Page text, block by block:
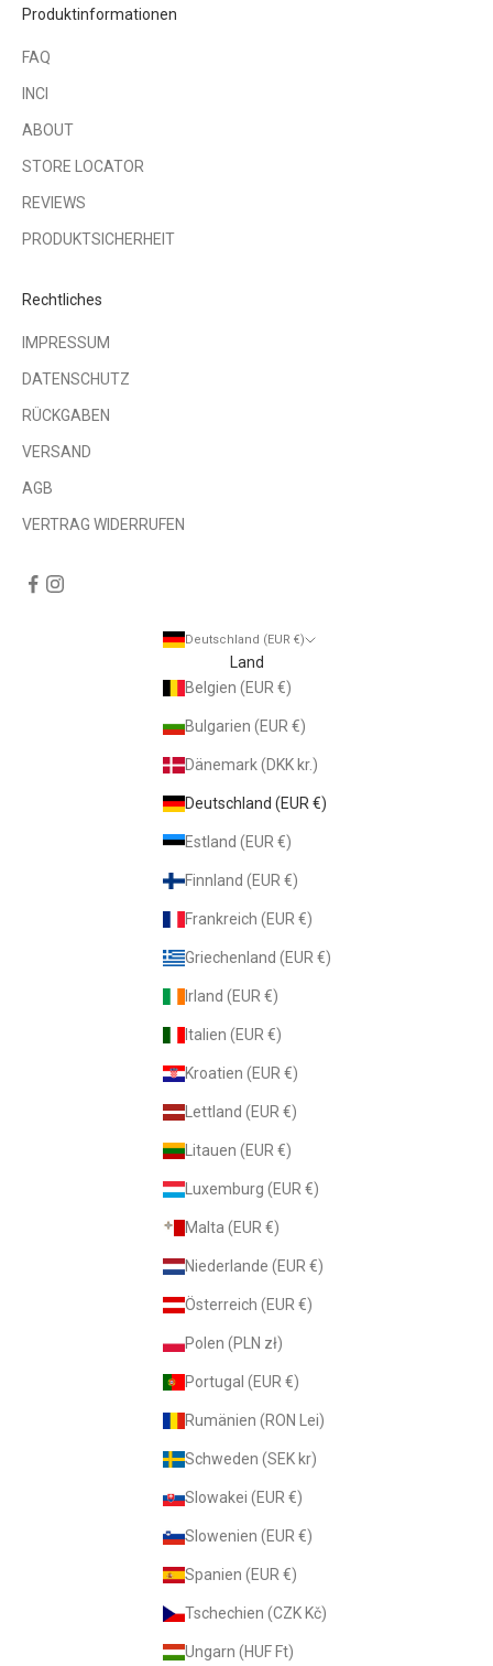
Produktinformationen
FAQ
INCI
ABOUT
STORE LOCATOR
REVIEWS
PRODUKTSICHERHEIT
Rechtliches
IMPRESSUM
DATENSCHUTZ
RÜCKGABEN
VERSAND
AGB
VERTRAG WIDERRUFEN
Deutschland (EUR €)
Land
Belgien (EUR €)
Bulgarien (EUR €)
Dänemark (DKK kr.)
Deutschland (EUR €)
Estland (EUR €)
Finnland (EUR €)
Frankreich (EUR €)
Griechenland (EUR €)
Irland (EUR €)
Italien (EUR €)
Kroatien (EUR €)
Lettland (EUR €)
Litauen (EUR €)
Luxemburg (EUR €)
Malta (EUR €)
Niederlande (EUR €)
Österreich (EUR €)
Polen (PLN zł)
Portugal (EUR €)
Rumänien (RON Lei)
Schweden (SEK kr)
Slowakei (EUR €)
Slowenien (EUR €)
Spanien (EUR €)
Tschechien (CZK Kč)
Ungarn (HUF Ft)